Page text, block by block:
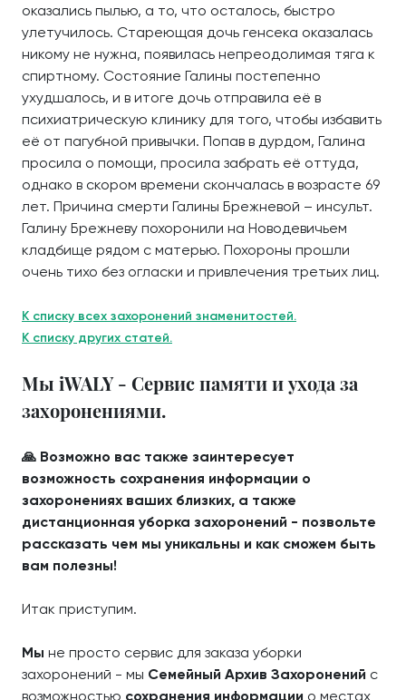
оказались пылью, а то, что осталось, быстро
улетучилось. Стареющая дочь генсека оказалась
никому не нужна, появилась непреодолимая тяга к
спиртному. Состояние Галины постепенно
ухудшалось, и в итоге дочь отправила её в
психиатрическую клинику для того, чтобы избавить
её от пагубной привычки. Попав в дурдом, Галина
просила о помощи, просила забрать её оттуда,
однако в скором времени скончалась в возрасте 69
лет. Причина смерти Галины Брежневой – инсульт.
Галину Брежневу похоронили на Новодевичьем
кладбище рядом с матерью. Похороны прошли
очень тихо без огласки и привлечения третьих лиц.
К списку всех захоронений знаменитостей.
К списку других статей.
Мы iWALY - Сервис памяти и ухода за
захоронениями.
🙏 Возможно вас также заинтересует
возможность сохранения информации о
захоронениях ваших близких, а также
дистанционная уборка захоронений - позвольте
рассказать чем мы уникальны и как сможем быть
вам полезны!
Итак приступим.
Мы не просто сервис для заказа уборки
захоронений - мы Семейный Архив Захоронений с
возможностью сохранения информации о местах